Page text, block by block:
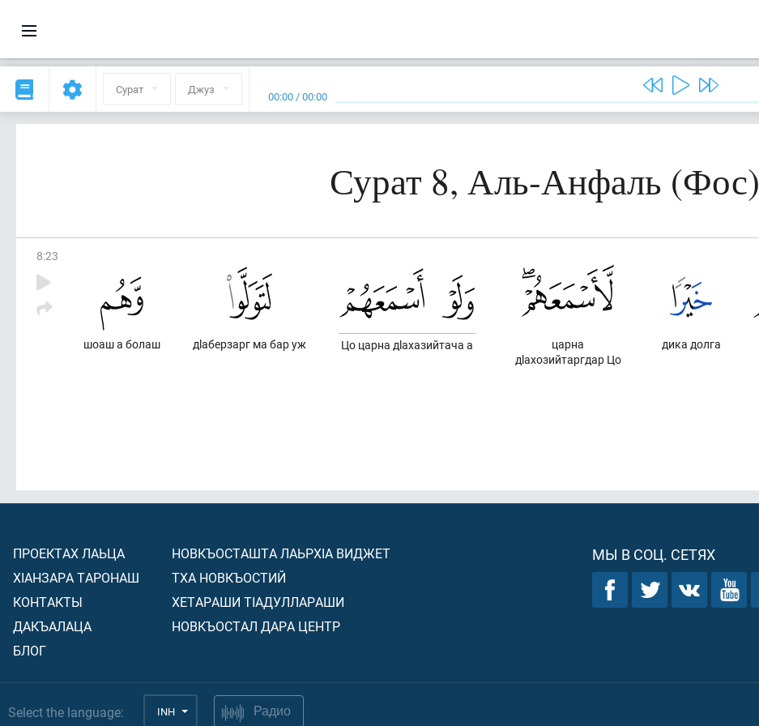
Сурат Джуз 00:00 /00:00
Сурат 8, Аль-Анфаль (Фос)
8:23
дика долга
царна
дlахозийтаргдар Цо
Цо царна дlахазийтача а
дlаберзарг ма бар уж
шоаш а болаш
ПРОЕКТАХ ЛАЬЦА
ХIАНЗАРА ТАРОНАШ
КОНТАКТЫ
ДАКЪАЛАЦА
БЛОГ
НОВКЪОСТАШТА ЛАЬРХIА ВИДЖЕТ
ТХА НОВКЪОСТИЙ
ХЕТАРАШИ ТIАДУЛЛАРАШИ
НОВКЪОСТАЛ ДАРА ЦЕНТР
МЫ В СОЦ. СЕТЯХ
Select the language: INH Радио